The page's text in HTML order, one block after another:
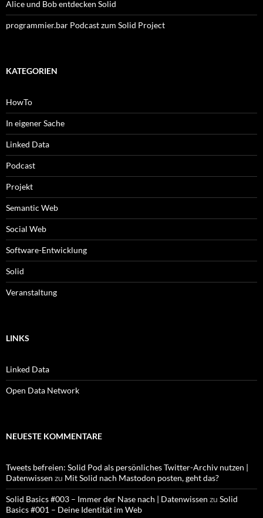
Alice und Bob entdecken Solid
programmier.bar Podcast zum Solid Project
KATEGORIEN
HowTo
In eigener Sache
Linked Data
Podcast
Projekt
Semantic Web
Social Web
Software-Entwicklung
Solid
Veranstaltung
LINKS
Linked Data
Open Data Network
NEUESTE KOMMENTARE
Tweets befreien: Solid Pod als persönliches Twitter-Archiv nutzen |
Datenwissen zu Mit Solid nach Mastodon posten, geht das?
Solid Basics #003 – Immer der Nase nach | Datenwissen zu Solid
Basics #001 – Deine Identität im Web